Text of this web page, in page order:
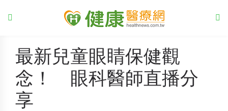
最新兒童眼睛保健觀
念！ 眼科醫師直播分
享